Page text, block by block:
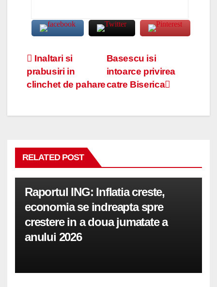
Navigare
în
Basescu isi
intoarce privirea
catre Biserica
Inaltari si
prabusiri in
clinchet de pahare
RELATED POST
Raportul ING: Inflatia creste,
economia se indreapta spre
crestere in a doua jumatate a
anului 2026